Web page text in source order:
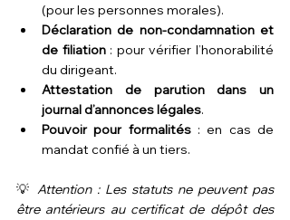
(pour les personnes morales).
Déclaration de non-condamnation et
de filiation : pour vérifier l’honorabilité
du dirigeant.
Attestation de parution dans un
journal d’annonces légales.
Pouvoir pour formalités : en cas de
mandat confié à un tiers.
💡 Attention : Les statuts ne peuvent pas
être antérieurs au certificat de dépôt des